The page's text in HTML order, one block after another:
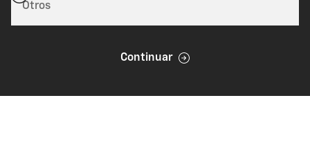
Continuar